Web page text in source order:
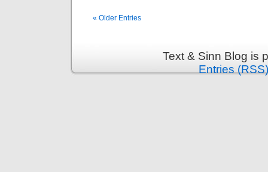
« Older Entries
Text & Sinn Blog is
Entries (RSS)